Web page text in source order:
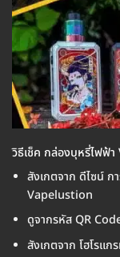
วิธีเช็ค กล่องบุหรี่ไฟฟ้
สังเกตจาก ดีไซน์ ก
Vapelustion
ดูจากรหัส QR
สังเกตจาก โฮโรแ